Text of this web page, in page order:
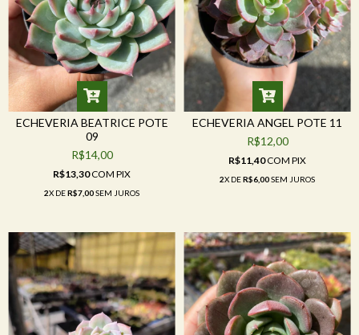
ECHEVERIA BEATRICE POTE
09
R$14,00
R$13,30COM PIX
2X DER$7,00SEM JUROS
ECHEVERIA ANGEL POTE 11
R$12,00
R$11,40COM PIX
2X DER$6,00SEM JUROS